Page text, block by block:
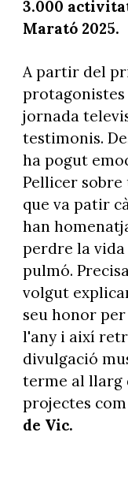
3.000
Marató 2025.
A partir del
protagonistes
jornada
testimonis.
ha pogut
Pellicer
que va patir
han
perdre la
pulmó.
volgut
seu honor
l'any i així
divulgació
terme al llarg
projectes
de Vic.